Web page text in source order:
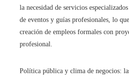
la necesidad de servicios
de eventos y guías profesionales, lo
creación de empleos formales con
profesional.
Política pública y clima de negocios: